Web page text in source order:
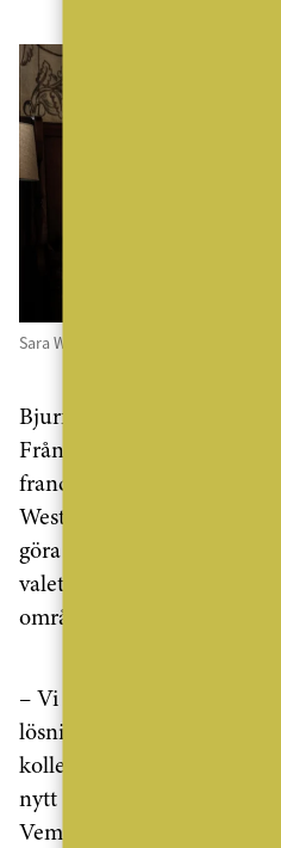
Sara Werkelin, Ann-Sofie Lundvall,
Bjurfors Vemdalen tar ett
Från oktober 2025 blir
franchisetagare
Westerlind och Sara
göra kontoret på
valet för alla som söker
området.
– Vi vill alltid driva
lösningen tillsammans
kollega Emil Dahlin blir ett
nytt samarbete för att
Vemdalen, säger Joakim